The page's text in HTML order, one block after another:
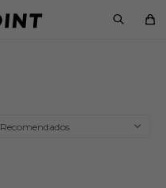
Recomendados